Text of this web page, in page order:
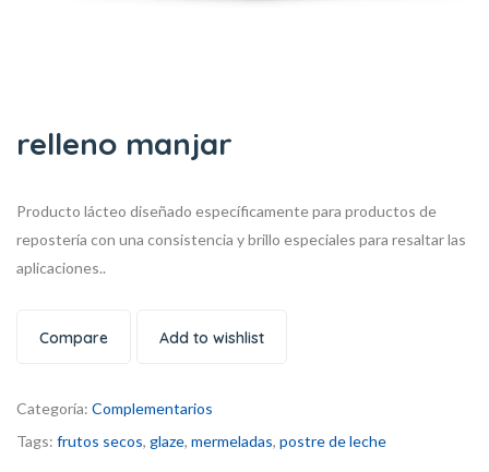
relleno manjar
Producto lácteo diseñado específicamentepara productos de
repostería con una consistencia y brillo especiales para resaltar las
aplicaciones..
Compare Add to wishlist
Categoría: Complementarios
Tags: frutos secos, glaze, mermeladas, postre de leche